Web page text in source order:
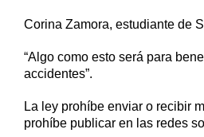
Corina Zamora, estudiante de
“Algo como esto será para
accidentes”.
La ley prohíbe enviar o recibir
prohíbe publicar en las redes